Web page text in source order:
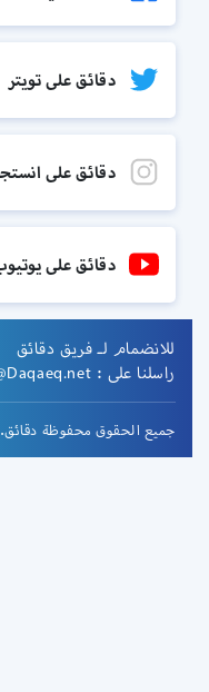
دقائق على تويتر
دقائق على
دقائق على
للانضمام لـ فريق دقائق
راسلنا على :
جميع الحقوق محفوظة